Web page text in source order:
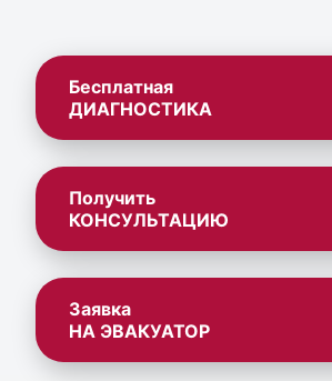
Бесплатная
ДИАГНОСТИКА
Получить
КОНСУЛЬТАЦИЮ
Заявка
НА ЭВАКУАТОР